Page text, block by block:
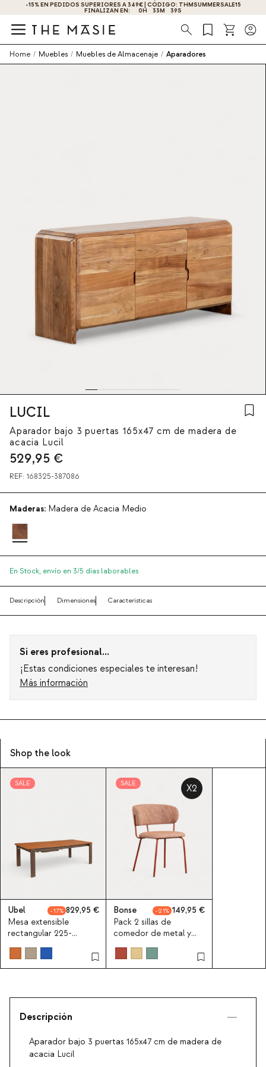
-15% EN PEDIDOS SUPERIORES A 349€ | CÓDIGO: THMSUMMERSALE15
FINALIZAN EN: 0H 33M 39S
Búsqueda
Home / Muebles / Muebles de Almacenaje / Aparadores
LUCIL
Aparador bajo 3 puertas 165x47 cm de madera de
acacia Lucil
529,95 €
REF: 168325-387086
Maderas: Madera de Acacia Medio
En Stock, envío en 3/5 días laborables
Descripción Dimensiones Características
Si eres profesional...
¡Estas condiciones especiales te interesan!
Más información
Shop the look
SALE
Ubel 17
829,95
Mesa extensible
rectangular 225-
330x100 cm de
look azulejos y madera
SALE X2
Bonse 21
149,95
Pack 2 sillas de
comedor de metal y
tela con estampado
Descripción
Aparador bajo 3 puertas 165x47 cm de madera de
acacia Lucil